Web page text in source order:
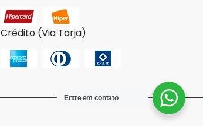
Crédito (Via Tarja)
Entre em contato